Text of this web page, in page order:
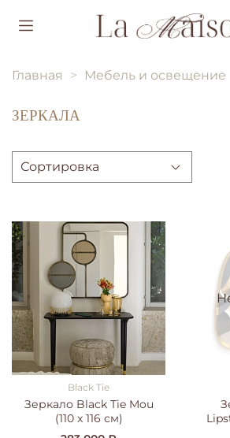
Главная Мебель и освещение
ЗЕРКАЛА
Black Tie
Зеркало Black Tie Mou
(110 x 116 см)